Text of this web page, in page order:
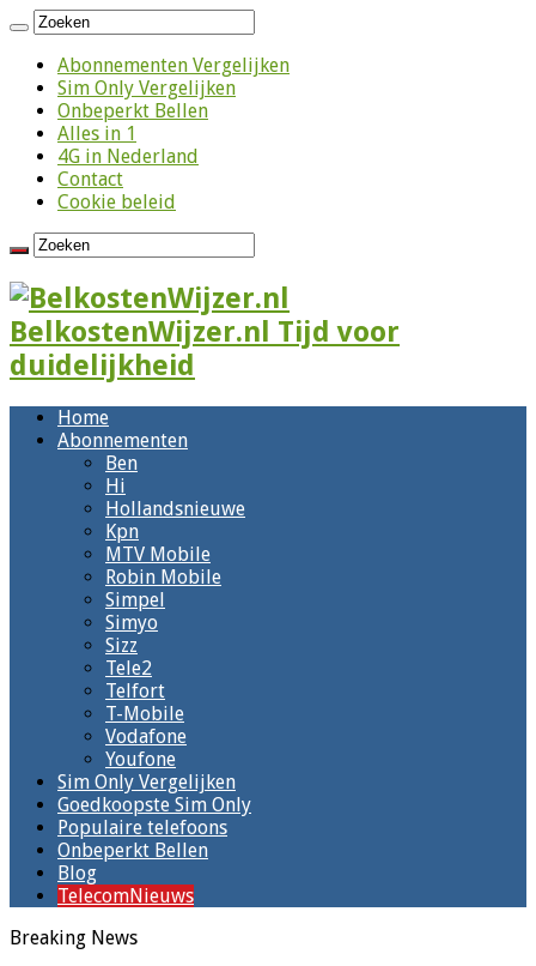
Abonnementen Vergelijken
Sim Only Vergelijken
Onbeperkt Bellen
Alles in 1
4G in Nederland
Contact
Cookie beleid
BelkostenWijzer.nl Tijd voor
duidelijkheid
Home
Abonnementen
Ben
Hi
Hollandsnieuwe
Kpn
MTV Mobile
Robin Mobile
Simpel
Simyo
Sizz
Tele2
Telfort
T-Mobile
Vodafone
Youfone
Sim Only Vergelijken
Goedkoopste Sim Only
Populaire telefoons
Onbeperkt Bellen
Blog
TelecomNieuws
Breaking News